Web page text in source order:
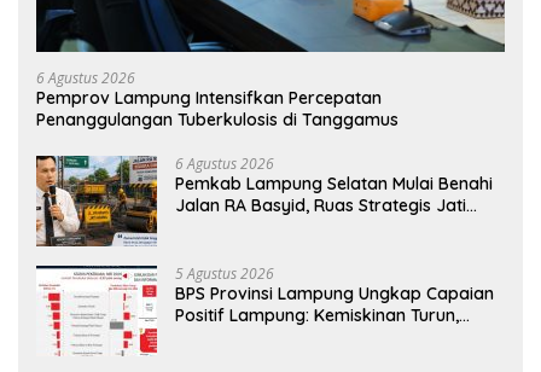
6 Agustus 2026
Pemprov Lampung Intensifkan Percepatan
Penanggulangan Tuberkulosis di Tanggamus
6 Agustus 2026
Pemkab Lampung Selatan Mulai Benahi
Jalan RA Basyid, Ruas Strategis Jati
5 Agustus 2026
BPS Provinsi Lampung Ungkap Capaian
Positif Lampung: Kemiskinan Turun,